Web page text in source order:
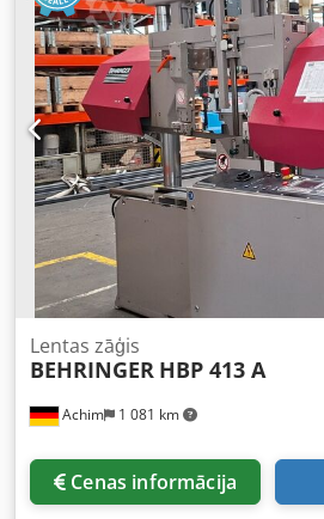
augstums: 800 mm Papildu
padeve un izkraušana • Skaidu
0,09 kW) Dimensions Machine Depth
čuguna un lineārā vadotņu sistēma
garantē vislabākos griešanas
zāģa lentes kalpošanas ilgumu.
pazemināšanas sistēma ar
spiediena kontroli HBE Dynamic
dīkstāves laiku un precīzu zāģa
spiediena kontrole pasargā zāģa
ievērojami pagarina tās kalpošanas
vislabākos nosacījumus dinamiskai
saudzīgai zāģēšanai. Pieejamie
Aprjkr - HBE261A - HBE321A -
piedāvājums klientiem Lietuvā,
Achim 1 081 km
Lentas zāģis
BEHRINGER HBP 413 A
Cenas informācija